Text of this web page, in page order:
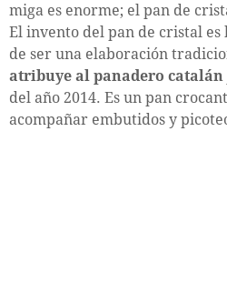
miga es enorme; el pan de
El invento del pan de cristal
de ser una elaboración
atribuye al panadero catalán
del año 2014. Es un pan
acompañar embutidos y